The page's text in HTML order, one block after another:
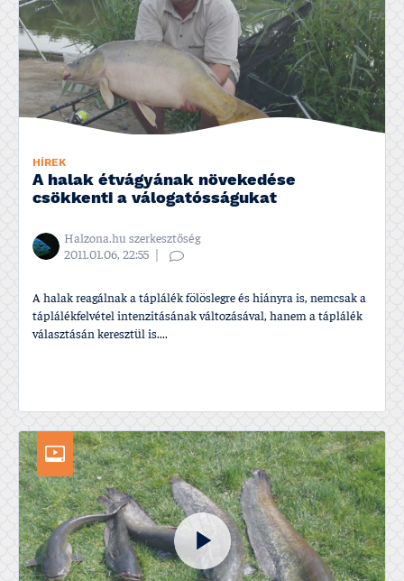
HÍREK
A halak étvágyának növekedése
csökkenti a válogatósságukat
Halzona.hu szerkesztőség
2011.01.06, 22:55
A halak reagálnak a táplálék fölöslegre és hiányra is, nemcsak a
táplálékfelvétel intenzitásának változásával, hanem a táplálék
választásán keresztül is....